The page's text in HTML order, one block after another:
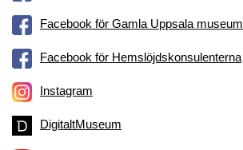
Facebook för Gamla Uppsala museum
Facebook för Hemslöjdskonsulenterna
Instagram
DigitaltMuseum